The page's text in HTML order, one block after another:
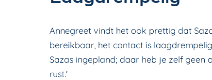
Annegreet vindt het ook prettig dat
bereikbaar, het contact is
Sazas ingepland; daar heb je zelf geen
rust.'